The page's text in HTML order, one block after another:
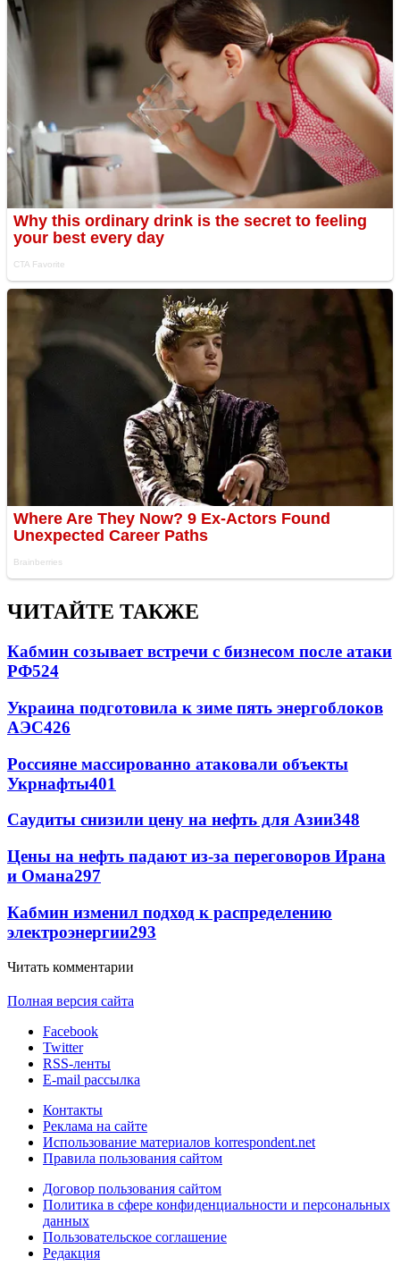
ЧИТАЙТЕ ТАКЖЕ
Кабмин созывает встречи с бизнесом после атаки
РФ524
Украина подготовила к зиме пять энергоблоков
АЭС426
Россияне массированно атаковали объекты
Укрнафты401
Саудиты снизили цену на нефть для Азии348
Цены на нефть падают из-за переговоров Ирана
и Омана297
Кабмин изменил подход к распределению
электроэнергии293
Читать комментарии
Полная версия сайта
Facebook
Twitter
RSS-ленты
E-mail рассылка
Контакты
Реклама на сайте
Использование материалов korrespondent.net
Правила пользования сайтом
Договор пользования сайтом
Политика в сфере конфиденциальности и персональных
данных
Пользовательское соглашение
Редакция